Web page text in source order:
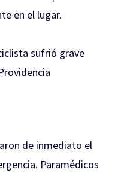
en el lugar.
sufrió grave
de inmediato el
Paramédicos